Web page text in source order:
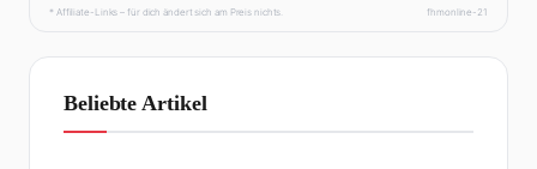
* Affiliate-Links – für dich ändert sich am Preis nichts. fhmonline-21
Beliebte Artikel